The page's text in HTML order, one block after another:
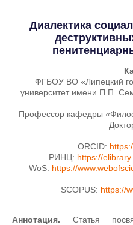
Диалектика
ФГБОУ ВО «Липецкий
университет имени П.П.
Профессор кафедры
ORCID:
РИНЦ: https://
WoS: https://
SCOPUS: https://
Аннотация. Статья